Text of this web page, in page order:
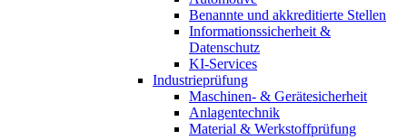
Benannte und akkreditierte Stellen
Informationssicherheit &
Datenschutz
KI-Services
Industrieprüfung
Maschinen- & Gerätesicherheit
Anlagentechnik
Material & Werkstoffprüfung